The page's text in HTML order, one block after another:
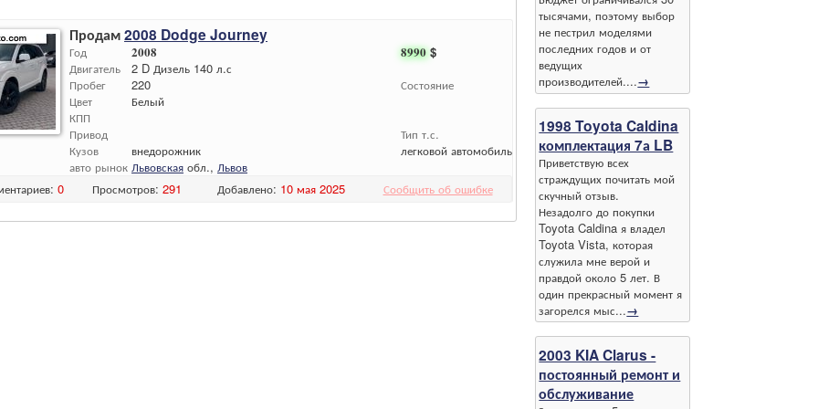
Продам2008 Dodge Journey
8990 $
Состояние
Тип т.с.
легковой автомобиль
Год
Двигатель
Пробег
Цвет
КПП
Привод
Кузов
авто рынок
2008
2 D Дизель 140 л.с
220
Белый
внедорожник
Львовская обл., Львов
0 Просмотров: 291 Добавлено: 10 мая 2025 Сообщить об ошибке
тысячами, поэтому выбор
не пестрил моделями
последних годов и от
ведущих
производителей....→
1998 Toyota Caldina
комплектация 7а LB
Приветствую всех
страждущих почитать мой
скучный отзыв.
Незадолго до покупки
Toyota Caldina я владел
Toyota Vista, которая
служила мне верой и
правдой около 5 лет. В
один прекрасный момент я
загорелся мыс...→
2003 KIA Clarus -
постоянный ремонт и
обслуживание